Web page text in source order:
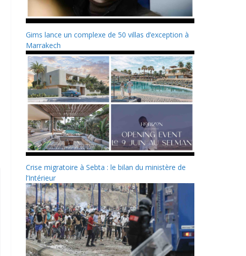
Gims lance un complexe de 50 villas d’exception à
Marrakech
Crise migratoire à Sebta : le bilan du ministère de
l’Intérieur